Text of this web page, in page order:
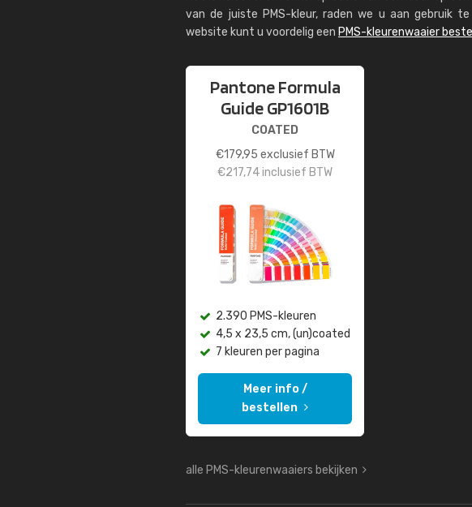
van de juiste PMS-kleur, raden we u aan gebruik
website kunt u voordelig een PMS-kleurenwaaier
Pantone Formula
Guide GP1601B
COATED
€179,95 exclusief BTW
€217,74inclusief BTW
2.390 PMS-kleuren
4,5 x 23,5 cm, (un)coated
7 kleuren per pagina
Meer info /
bestellen
alle PMS-kleurenwaaiers bekijken